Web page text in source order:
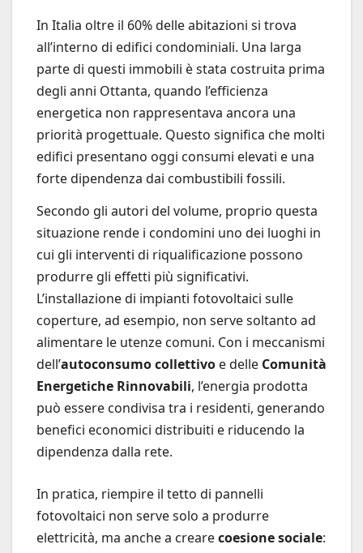
In Italia oltre il 60% delle abitazioni si trova
all’interno di edifici condominiali. Una larga
parte di questi immobili è stata costruita prima
degli anni Ottanta, quando l’efficienza
energetica non rappresentava ancora una
priorità progettuale. Questo significa che molti
edifici presentano oggi consumi elevati e una
forte dipendenza dai combustibili fossili.
Secondo gli autori del volume, proprio questa
situazione rende i condomini uno dei luoghi in
cui gli interventi di riqualificazione possono
produrre gli effetti più significativi.
L’installazione di impianti fotovoltaici sulle
coperture, ad esempio, non serve soltanto ad
alimentare le utenze comuni. Con i meccanismi
dell’autoconsumo collettivo e delle Comunità
Energetiche Rinnovabili, l’energia prodotta
può essere condivisa tra i residenti, generando
benefici economici distribuiti e riducendo la
dipendenza dalla rete.
In pratica, riempire il tetto di pannelli
fotovoltaici non serve solo a produrre
elettricità, ma anche a crearecoesione sociale: